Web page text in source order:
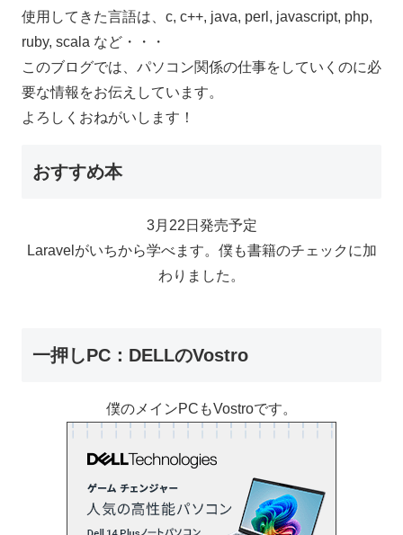
使用してきた言語は、c, c++, java, perl, javascript, php,
ruby, scala など・・・
このブログでは、パソコン関係の仕事をしていくのに必
要な情報をお伝えしています。
よろしくおねがいします！
おすすめ本
3月22日発売予定
Laravelがいちから学べます。僕も書籍のチェックに加
わりました。
一押しPC：DELLのVostro
僕のメインPCもVostroです。